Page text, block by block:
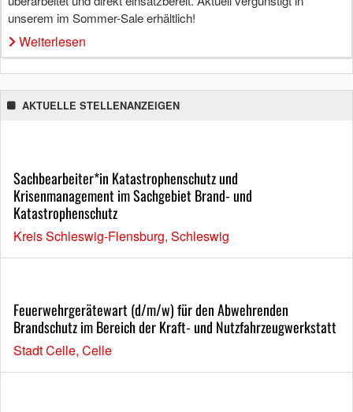
unserem im Sommer-Sale erhältlich!
Weiterlesen
AKTUELLE STELLENANZEIGEN
Sachbearbeiter*in Katastrophenschutz und
Krisenmanagement im Sachgebiet Brand- und
Katastrophenschutz
Kreis Schleswig-Flensburg, Schleswig
Feuerwehrgerätewart (d/m/w) für den Abwehrenden
Brandschutz im Bereich der Kraft- und Nutzfahrzeugwerkstatt
Stadt Celle, Celle